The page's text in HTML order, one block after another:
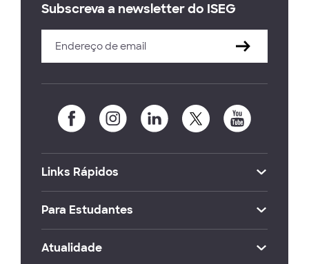
Subscreva a newsletter do ISEG
Links Rápidos
Para Estudantes
Atualidade